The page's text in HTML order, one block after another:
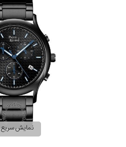
نمایش سریع